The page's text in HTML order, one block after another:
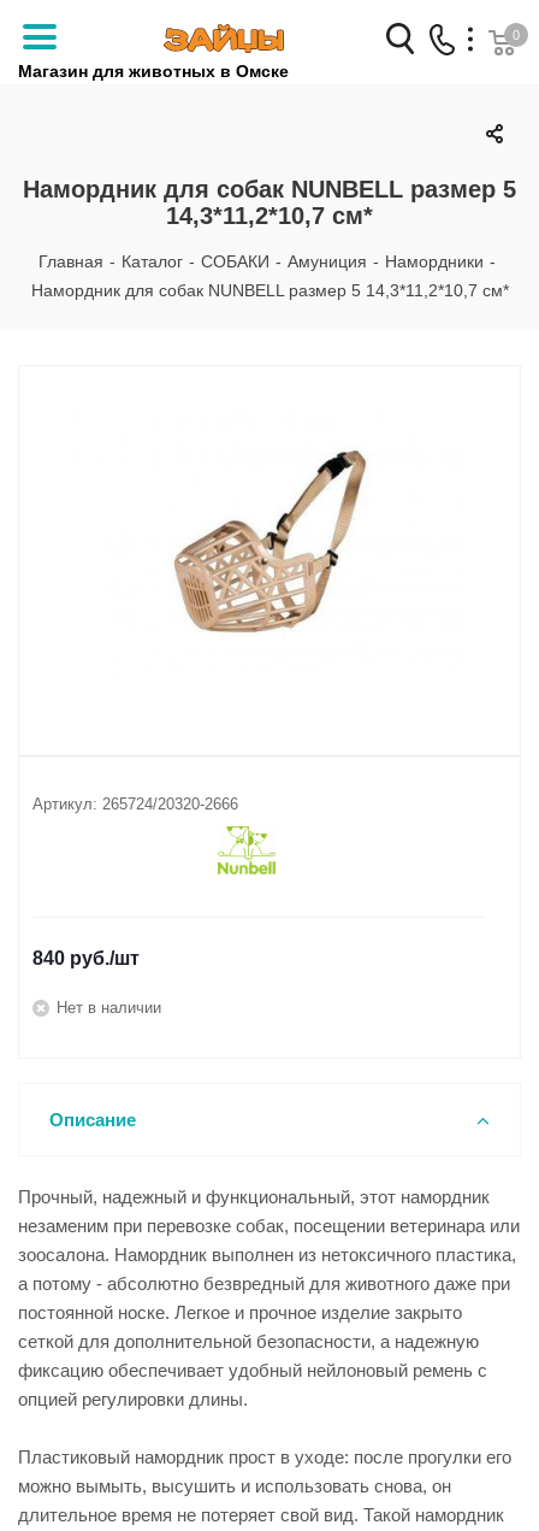
Магазин для животных в Омске
Заказать звонок
+7 (3812) 79-04-04
+7 (950) 959-88-32
0
Намордник для собак NUNBELL размер 5
14,3*11,2*10,7 см*
Главная - Каталог - СОБАКИ - Амуниция - Намордники -
Намордник для собак NUNBELL размер 5 14,3*11,2*10,7 см*
Артикул: 265724/20320-2666
840 руб./шт
Нет в наличии
Описание
Прочный, надежный и функциональный, этот намордник
незаменим при перевозке собак, посещении ветеринара или
зоосалона. Намордник выполнен из нетоксичного пластика,
а потому - абсолютно безвредный для животного даже при
постоянной носке. Легкое и прочное изделие закрыто
сеткой для дополнительной безопасности, а надежную
фиксацию обеспечивает удобный нейлоновый ремень с
опцией регулировки длины.
Пластиковый намордник прост в уходе: после прогулки его
можно вымыть, высушить и использовать снова, он
длительное время не потеряет свой вид. Такой намордник